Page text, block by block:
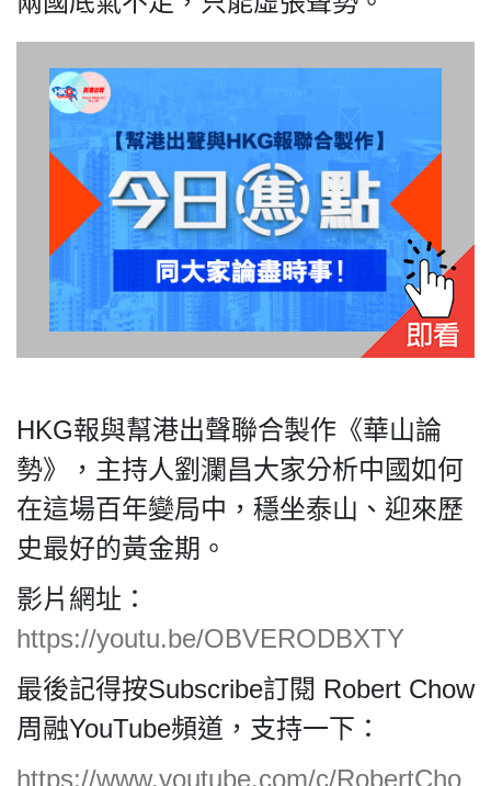
登記支持
聯絡我們
隱
政
策
及
免
聲
明
2018
Silent
Majority
HKG報與幫港出聲聯合製作《華山論
勢》，主持人劉瀾昌大家分析中國如何
在這場百年變局中，穩坐泰山、迎來歷
史最好的黃金期。
影片網址：
https://youtu.be/OBVERODBXTY
最後記得按Subscribe訂閱 Robert Chow
周融YouTube頻道，支持一下：
https://www.youtube.com/c/RobertCho